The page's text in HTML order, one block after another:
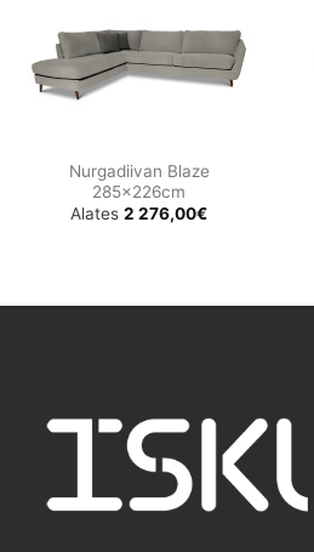
Nurgadiivan Blaze
285x226cm
Alates 2 276,00€